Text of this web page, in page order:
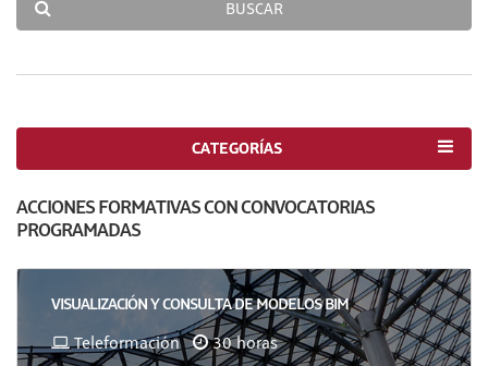
BUSCAR
CATEGORÍAS
ACCIONES FORMATIVAS CON CONVOCATORIAS
PROGRAMADAS
VISUALIZACIÓN Y CONSULTA DE MODELOS BIM
Teleformación 30 horas